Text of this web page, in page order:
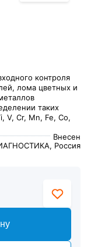
контроля
лома цветных и
таких
V, Cr, Mn, Fe, Co,
Внесен
Россия